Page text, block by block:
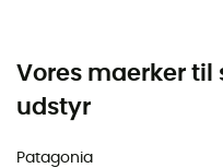
Vores maerker
udstyr
Patagonia